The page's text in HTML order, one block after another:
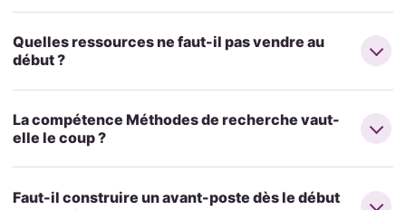
Quelles ressources ne faut-il pas vendre au
début ?
La compétence Méthodes de recherche vaut-
elle le coup ?
Faut-il construire un avant-poste dès le début